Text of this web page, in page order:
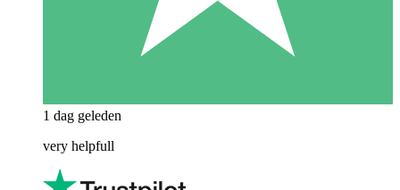
1 dag geleden
very helpfull